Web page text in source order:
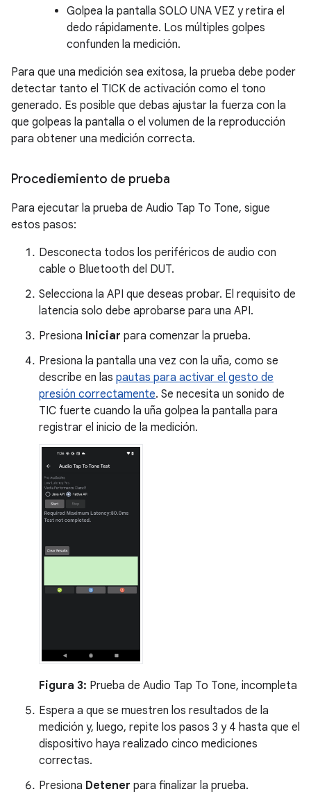
Golpea la pantalla SOLO UNA VEZ y retira el
dedo rápidamente. Los múltiples golpes
confunden la medición.
Para que una medición sea exitosa, la prueba debe poder
detectar tanto el TICK de activación como el tono
generado. Es posible que debas ajustar la fuerza con la
que golpeas la pantalla o el volumen de la reproducción
para obtener una medición correcta.
Procediemiento de prueba
Para ejecutar la prueba de Audio Tap To Tone, sigue
estos pasos:
Desconecta todos los periféricos de audio con
cable o Bluetooth del DUT.
Selecciona la API que deseas probar. El requisito de
latencia solo debe aprobarse para una API.
Presiona Iniciar para comenzar la prueba.
Presiona la pantalla una vez con la uña, como se
describe en las pautas para activar el gesto de
presión correctamente. Se necesita un sonido de
TIC fuerte cuando la uña golpea la pantalla para
registrar el inicio de la medición.
Figura 3: Prueba de Audio Tap To Tone, incompleta
Espera a que se muestren los resultados de la
medición y, luego, repite los pasos 3 y 4 hasta que el
dispositivo haya realizado cinco mediciones
correctas.
Presiona Detener para finalizar la prueba.